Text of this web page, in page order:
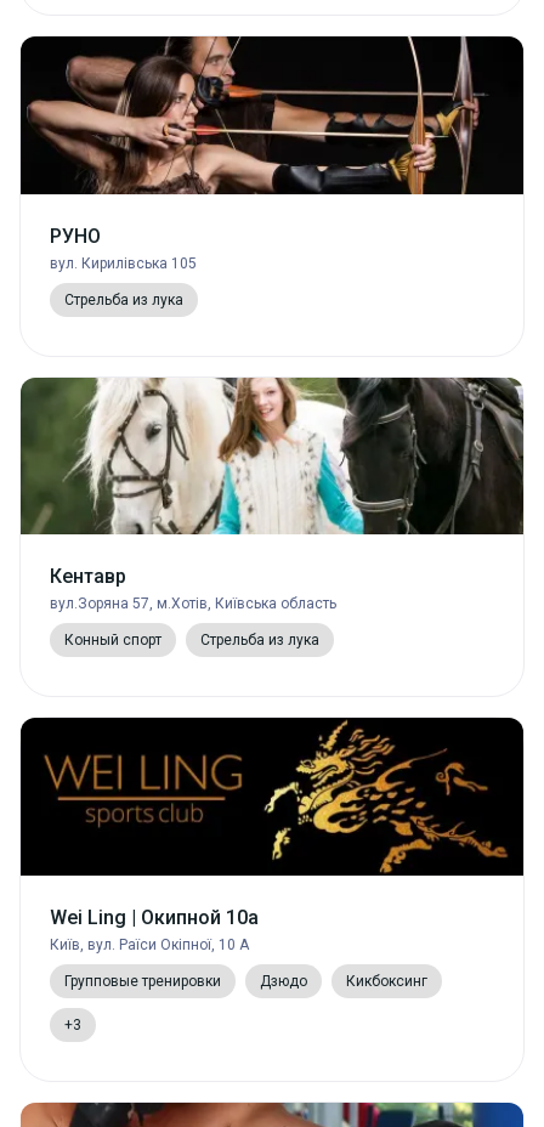
РУНО
вул. Кирилівська 105
Стрельба из лука
Кентавр
вул.Зоряна 57, м.Хотів, Київська область
Конный спорт Стрельба из лука
Wei Ling | Окипной 10а
Київ, вул. Раїси Окіпної, 10 А
Групповые тренировки Дзюдо Кикбоксинг
+3